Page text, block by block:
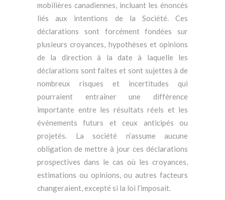
mobilières canadiennes, incluant les énoncés
liés aux intentions de la Société. Ces
déclarations sont forcément fondées sur
plusieurs croyances, hypothèses et opinions
de la direction à la date à laquelle les
déclarations sont faites et sont sujettes à de
nombreux risques et incertitudes qui
pourraient entraîner une différence
importante entre les résultats réels et les
événements futurs et ceux anticipés ou
projetés. La société n’assume aucune
obligation de mettre à jour ces déclarations
prospectives dans le cas où les croyances,
estimations ou opinions, ou autres facteurs
changeraient, excepté si la loi l’imposait.